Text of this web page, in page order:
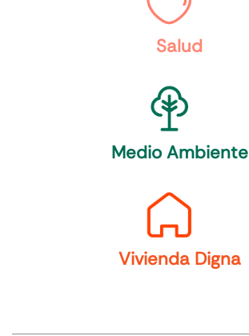
Salud
Medio Ambiente
Vivienda Digna